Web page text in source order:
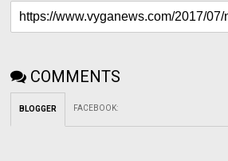
COMMENTS
BLOGGER FACEBOOK: